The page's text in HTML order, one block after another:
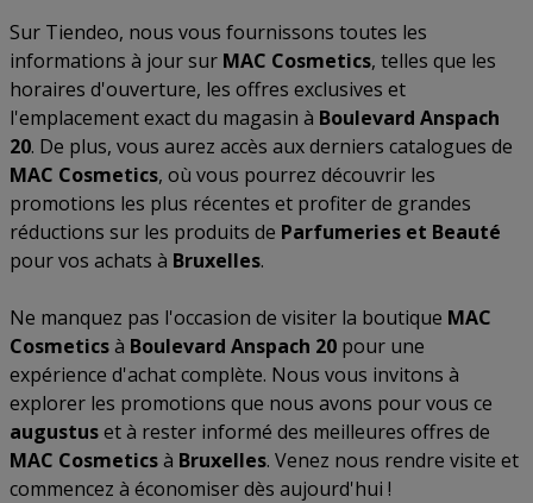
Sur Tiendeo, nous vous fournissons toutes les
informations à jour sur MAC Cosmetics, telles que les
horaires d'ouverture, les offres exclusives et
l'emplacement exact du magasin à Boulevard Anspach
20. De plus, vous aurez accès aux derniers catalogues de
MAC Cosmetics, où vous pourrez découvrir les
promotions les plus récentes et profiter de grandes
réductions sur les produits de Parfumeries et Beauté
pour vos achats à Bruxelles.
Ne manquez pas l'occasion de visiter la boutique MAC
Cosmeticsà Boulevard Anspach 20 pour une
expérience d'achat complète. Nous vous invitons à
explorer les promotions que nous avons pour vous ce
augustuset à rester informé des meilleures offres de
MAC Cosmeticsà Bruxelles. Venez nous rendre visite et
commencez à économiser dès aujourd'hui !